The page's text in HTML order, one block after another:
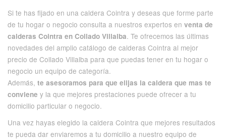
Si te has fijado en una caldera Cointra y deseas que forme parte
de tu hogar o negocio consulta a nuestros expertos en venta de
calderas Cointra en Collado Villalba. Te ofrecemos las últimas
novedades del amplio catálogo de calderas Cointra al mejor
precio de Collado Villalba para que puedas tener en tu hogar o
negocio un equipo de categoría.
Además, te asesoramos para que elijas la caldera que mas te
conviene y la que mejores prestaciones puede ofrecer a tu
domicilio particular o negocio.
Una vez hayas elegido la caldera Cointra que mejores resultados
te pueda dar enviaremos a tu domicilio a nuestro equipo de